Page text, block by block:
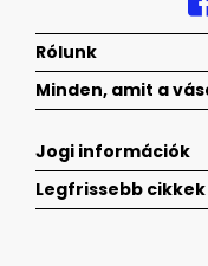
Rólunk
Minden, amit a
Jogi információk
Legfrissebb cikkek